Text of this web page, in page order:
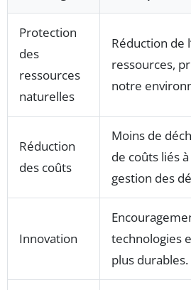
Protection
des
ressources
naturelles
Réduction de
ressources,
notre
Réduction
des coûts
Moins de
de coûts liés
gestion des
Innovation
technologies
plus durables.